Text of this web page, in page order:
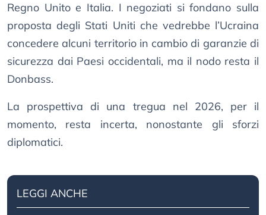
Regno Unito e Italia. I negoziati si fondano sulla
proposta degli Stati Uniti che vedrebbe l’Ucraina
concedere alcuni territorio in cambio di garanzie di
sicurezza dai Paesi occidentali, ma il nodo resta il
Donbass.
La prospettiva di una tregua nel 2026, per il
momento, resta incerta, nonostante gli sforzi
diplomatici.
LEGGI ANCHE